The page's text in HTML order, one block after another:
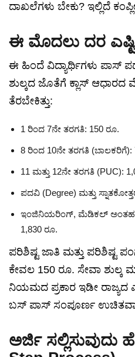
ದಾಖಲೆಗಳು ಬೇಕು? ಇಲ್ಲಿದೆ
ಈ ಮೊದಲು ದರ
ಈ ಹಿಂದೆ ವಿದ್ಯಾರ್ಥಿಗಳು ಪಾಸ್
ಶುಲ್ಕದ ಜೊತೆಗೆ ಕ್ಲಾಸ್ ಆಧಾರದ
ತೆರಬೇಕಿತ್ತು:
1 ರಿಂದ 7ನೇ ತರಗತಿ: 150 ರೂ.
8 ರಿಂದ 10ನೇ ತರಗತಿ (ಬಾಲಕರಿಗೆ):
11 ಮತ್ತು 12ನೇ ತರಗತಿ (PUC):
ಪದವಿ (Degree) ಮತ್ತು
ಇಂಜಿನಿಯರಿಂಗ್, ಮೆಡಿಕಲ್ ಅಂತಹ
1,830 ರೂ.
ಪರಿಶಿಷ್ಟ ಜಾತಿ ಮತ್ತು ಪರಿಶಿಷ್ಟ
ಕೇವಲ 150 ರೂ. ಸೇವಾ ಶುಲ್ಕ
ನಿಯಮದ ಪ್ರಕಾರ ಇಡೀ ರಾಜ್ಯದ
ಬಸ್ ಪಾಸ್ ಸಂಪೂರ್ಣ
ಅರ್ಜಿ ಸಲ್ಲಿಸುವುದು